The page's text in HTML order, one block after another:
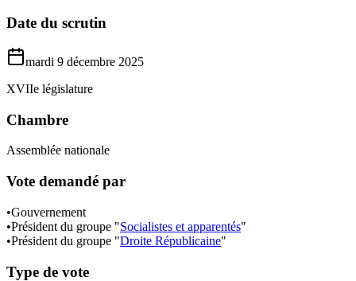
Date du scrutin
mardi 9 décembre 2025
XVIIe législature
Chambre
Assemblée nationale
Vote demandé par
•Gouvernement
•Président du groupe "Socialistes et apparentés"
•Président du groupe "Droite Républicaine"
Type de vote